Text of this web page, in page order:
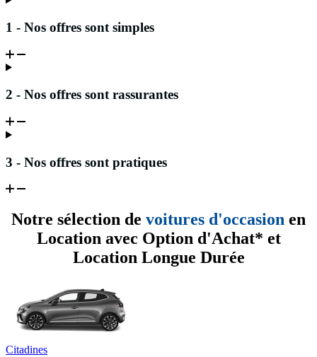
1 - Nos offres sont simples
2 - Nos offres sont rassurantes
3 - Nos offres sont pratiques
Notre sélection de voitures d'occasion en
Location avec Option d'Achat* et
Location Longue Durée
Citadines